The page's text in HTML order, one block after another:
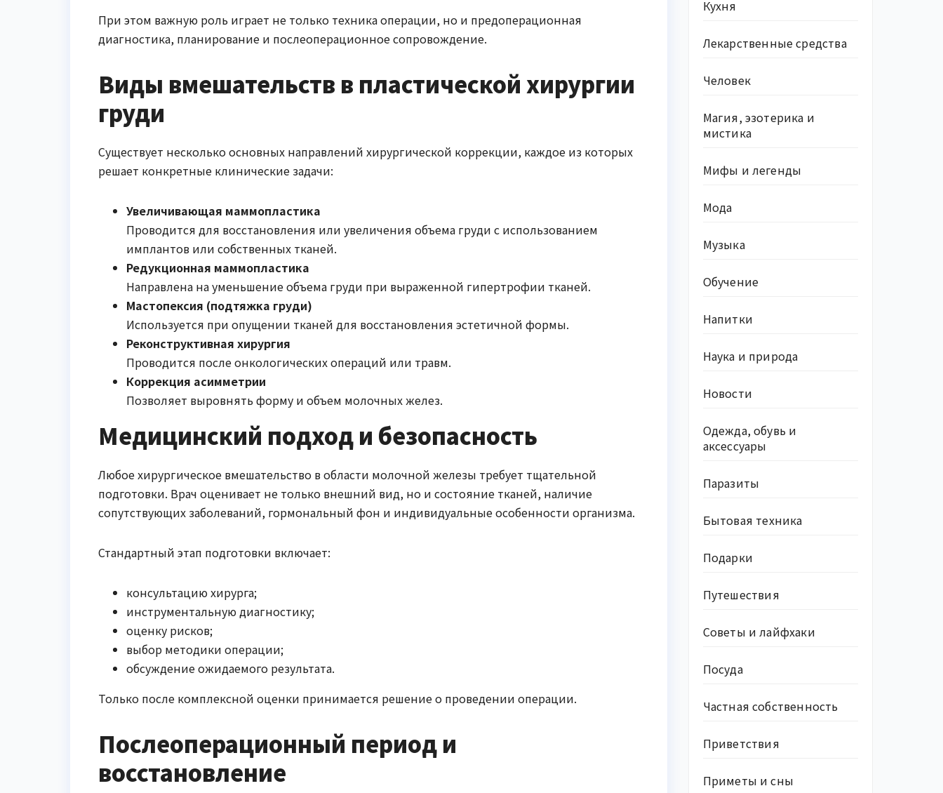
При этом важную роль играет не только техника операции, но и предоперационная
диагностика, планирование и послеоперационное сопровождение.
Виды вмешательств в пластической хирургии
груди
Существует несколько основных направлений хирургической коррекции, каждое из которых
решает конкретные клинические задачи:
Увеличивающая маммопластика
Проводится для восстановления или увеличения объема груди с использованием
имплантов или собственных тканей.
Редукционная маммопластика
Направлена на уменьшение объема груди при выраженной гипертрофии тканей.
Мастопексия (подтяжка груди)
Используется при опущении тканей для восстановления эстетичной формы.
Реконструктивная хирургия
Проводится после онкологических операций или травм.
Коррекция асимметрии
Позволяет выровнять форму и объем молочных желез.
Медицинский подход и безопасность
Любое хирургическое вмешательство в области молочной железы требует тщательной
подготовки. Врач оценивает не только внешний вид, но и состояние тканей, наличие
сопутствующих заболеваний, гормональный фон и индивидуальные особенности организма.
Стандартный этап подготовки включает:
консультацию хирурга;
инструментальную диагностику;
оценку рисков;
выбор методики операции;
обсуждение ожидаемого результата.
Только после комплексной оценки принимается решение о проведении операции.
Послеоперационный период и
восстановление
Кухня
Лекарственные средства
Человек
Магия, эзотерика и
мистика
Мифы и легенды
Мода
Музыка
Обучение
Напитки
Наука и природа
Новости
Одежда, обувь и
аксессуары
Паразиты
Бытовая техника
Подарки
Путешествия
Советы и лайфхаки
Посуда
Частная собственность
Приветствия
Приметы и сны